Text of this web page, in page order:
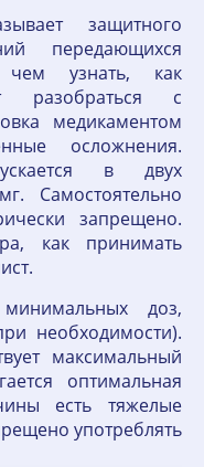
защитного
передающихся
узнать, как
разобраться с
медикаментом
осложнения.
в двух
Самостоятельно
запрещено.
как принимать
доз,
необходимости).
максимальный
оптимальная
есть тяжелые
употреблять